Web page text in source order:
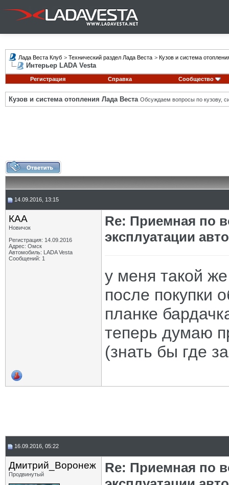
Лада Веста Клуб > Технический раздел Лада Веста > Кузов и система
Интерьер LADA Vesta
Регистрация Справка Сообщество
Кузов и система отопления Лада Веста Обсуждаем вопросы по кузову,
14.09.2016, 13:15
КАА
Новичок
Регистрация: 14.09.2016
Адрес: Омск
Автомобиль: LADA Vesta
Сообщений: 1
Re: Приемная по
эксплуатации
у меня такой
после покупки
планке
теперь думаю
(знать бы где
16.09.2016, 05:22
Дмитрий_Воронеж
Продвинутый
Re: Приемная по